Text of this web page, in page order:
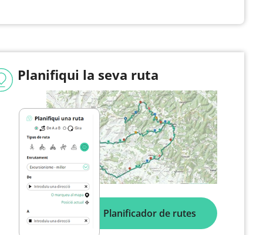
Planifiqui la seva ruta
Planificador de rutes